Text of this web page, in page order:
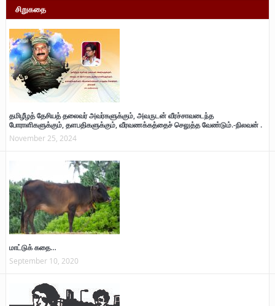
சிறுகதை
தமிழீழத் தேசியத் தலைவர் அவர்களுக்கும், அவருடன் வீரச்சாவடைந்த
போராளிகளுக்கும், தளபதிகளுக்கும், வீரவணக்கத்தைச் செலுத்த வேண்டும்.-நிலவன் .
November 25, 2024
மாட்டுக் கதை…
September 10, 2020